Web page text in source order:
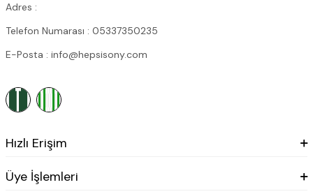
Adres :
Telefon Numarası : 05337350235
E-Posta : info@hepsisony.com
Hızlı Erişim
Üye İşlemleri